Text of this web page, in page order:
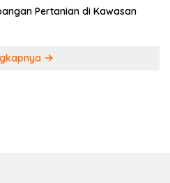
Pertanian di Kawasan